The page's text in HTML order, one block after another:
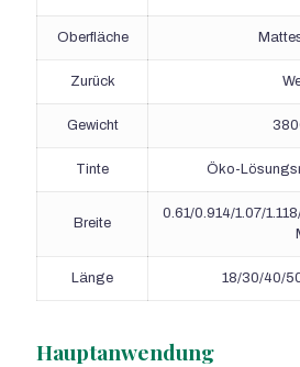
Oberfläche
Zurück
Gewicht
Tinte Öko-
Breite
0.61/0.914/1.07/
Länge 18/30/40/
Hauptanwendung